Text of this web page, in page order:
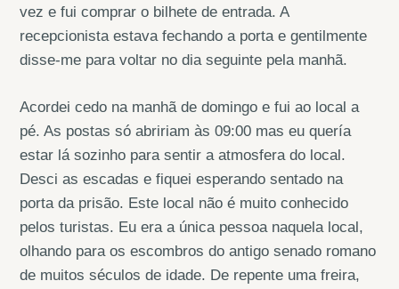
vez e fui comprar o bilhete de entrada. A
recepcionista estava fechando a porta e gentilmente
disse-me para voltar no dia seguinte pela manhã.
Acordei cedo na manhã de domingo e fui ao local a
pé. As postas só abririam às 09:00 mas eu quería
estar lá sozinho para sentir a atmosfera do local.
Desci as escadas e fiquei esperando sentado na
porta da prisão. Este local não é muito conhecido
pelos turistas. Eu era a única pessoa naquela local,
olhando para os escombros do antigo senado romano
de muitos séculos de idade. De repente uma freira,